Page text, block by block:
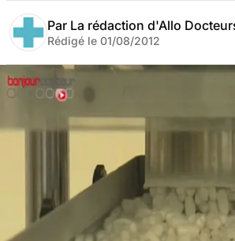
Par La rédaction d'Allo
Rédigé le 01/08/2012